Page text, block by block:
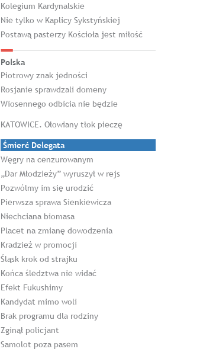
Kolegium Kardynalskie
Nie tylko w Kaplicy Sykstyńskiej
Postawą pasterzy Kościoła jest miłość
Polska
Piotrowy znak jedności
Rosjanie sprawdzali domeny
Wiosennego odbicia nie będzie
KATOWICE. Ołowiany tłok pieczę
Śmierć Delegata
Węgry na cenzurowanym
„Dar Młodzieży” wyruszył w rejs
Pozwólmy im się urodzić
Pierwsza sprawa Sienkiewicza
Niechciana biomasa
Placet na zmianę dowodzenia
Kradzież w promocji
Śląsk krok od strajku
Końca śledztwa nie widać
Efekt Fukushimy
Kandydat mimo woli
Brak programu dla rodziny
Zginął policjant
Samolot poza pasem